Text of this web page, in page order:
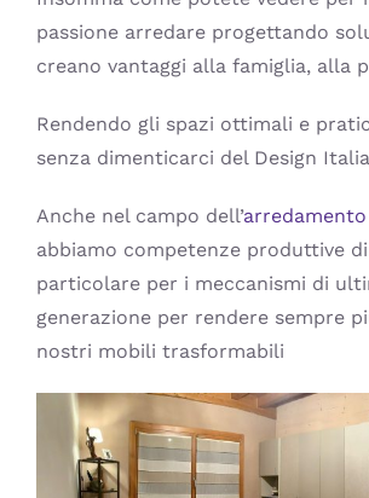
passione arredare progettando
creano vantaggi alla famiglia, alla
Rendendo gli spazi ottimali e
senza dimenticarci del Design
Anche nel campo dell’
abbiamo competenze produttive
particolare per i meccanismi di
generazione per rendere sempre
nostri mobili trasformabili